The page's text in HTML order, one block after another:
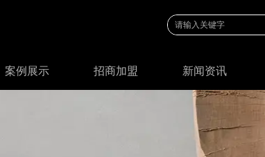
案例展示 招商加盟 新闻资讯